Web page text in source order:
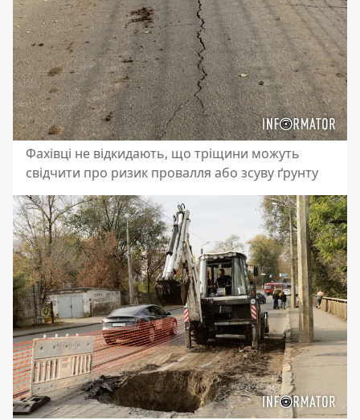
Фахівці не відкидають, що тріщини можуть
свідчити про ризик провалля або зсуву ґрунту